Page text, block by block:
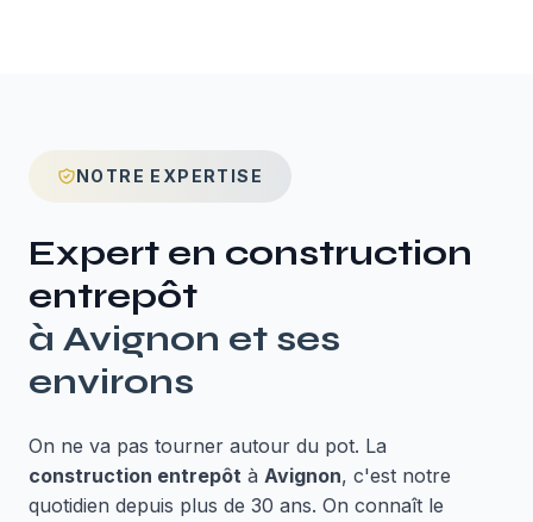
NOTRE EXPERTISE
Expert en construction
entrepôt
à Avignon et ses
environs
On ne va pas tourner autour du pot. La
construction entrepôt à Avignon, c'est notre
quotidien depuis plus de 30 ans. On connaît le